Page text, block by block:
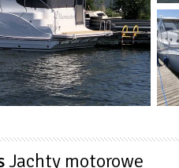
Jachty motorowe